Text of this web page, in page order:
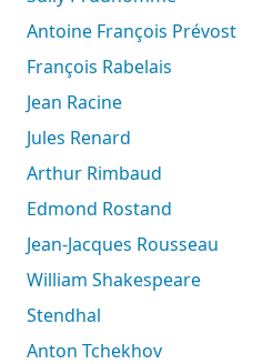
Antoine François Prévost
François Rabelais
Jean Racine
Jules Renard
Arthur Rimbaud
Edmond Rostand
Jean-Jacques Rousseau
William Shakespeare
Stendhal
Anton Tchekhov